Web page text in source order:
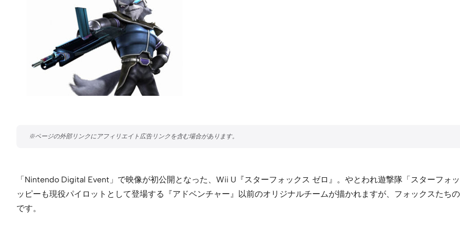
「Nintendo Digital Event」で映像が初公開となった、Wii U『スターフォックス ゼロ』。やとわれ遊撃隊「スターフォ
ッピーも現役パイロットとして登場する『アドベンチャー』以前のオリジナルチームが描かれますが、フォックスたち
です。